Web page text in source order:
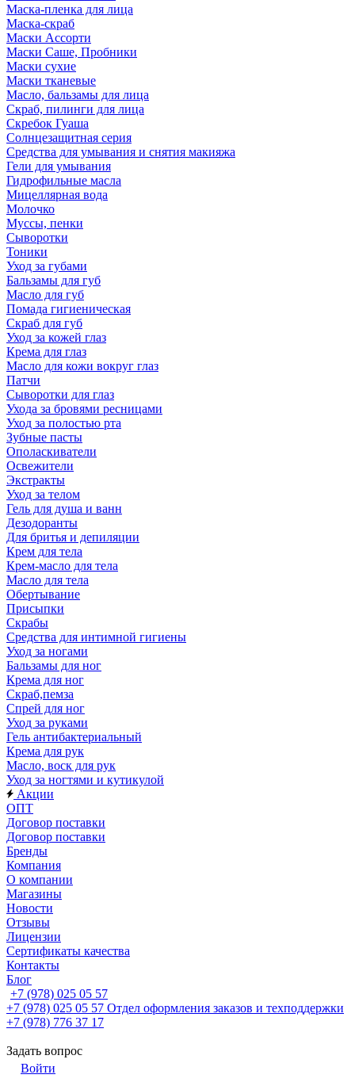
Маска-пленка для лица
Маска-скраб
Маски Ассорти
Маски Саше, Пробники
Маски сухие
Маски тканевые
Масло, бальзамы для лица
Скраб, пилинги для лица
Скребок Гуаша
Солнцезащитная серия
Средства для умывания и снятия макияжа
Гели для умывания
Гидрофильные масла
Мицеллярная вода
Молочко
Муссы, пенки
Сыворотки
Тоники
Уход за губами
Бальзамы для губ
Масло для губ
Помада гигиеническая
Скраб для губ
Уход за кожей глаз
Крема для глаз
Масло для кожи вокруг глаз
Патчи
Сыворотки для глаз
Ухода за бровями ресницами
Уход за полостью рта
Зубные пасты
Ополаскиватели
Освежители
Экстракты
Уход за телом
Гель для душа и ванн
Дезодоранты
Для бритья и депиляции
Крем для тела
Крем-масло для тела
Масло для тела
Обертывание
Присыпки
Скрабы
Средства для интимной гигиены
Уход за ногами
Бальзамы для ног
Крема для ног
Скраб,пемза
Спрей для ног
Уход за руками
Гель антибактериальный
Крема для рук
Масло, воск для рук
Уход за ногтями и кутикулой
Акции
ОПТ
Договор поставки
Договор поставки
Бренды
Компания
О компании
Магазины
Новости
Отзывы
Лицензии
Сертификаты качества
Контакты
Блог
+7 (978) 025 05 57
+7 (978) 025 05 57 Отдел оформления заказов и техподдержки
+7 (978) 776 37 17
Задать вопрос
Войти